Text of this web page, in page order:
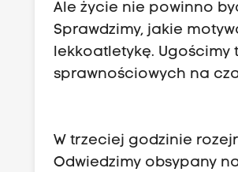
Ale życie nie powinno
Sprawdzimy, jakie
lekkoatletykę. Ugościmy
sprawnościowych na
W trzeciej godzinie
Odwiedzimy obsypany